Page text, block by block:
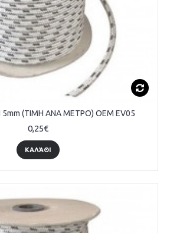
(ΤΙΜΗ ΑΝΑ ΜΕΤΡΟ) OEM EV05
0,25€
ΚΑΛΆΘΙ